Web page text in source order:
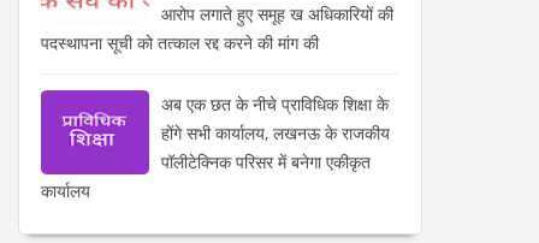
आरोप लगाते हुए समूह ख अधिकारियों की
पदस्थापना सूची को तत्काल रद्द करने की मांग की
अब एक छत के नीचे प्राविधिक शिक्षा के
होंगे सभी कार्यालय, लखनऊ के राजकीय
पॉलीटेक्निक परिसर में बनेगा एकीकृत
कार्यालय